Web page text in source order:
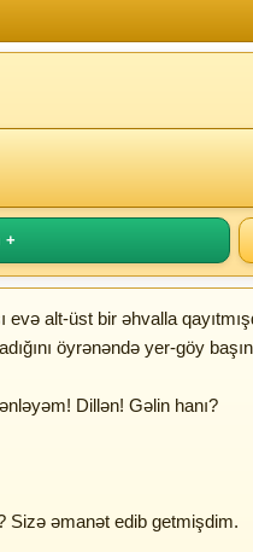
+
alt-üst bir əhvalla
öyrənəndə yer-göy
Dillən! Gəlin hanı?
Sizə əmanət edib getmişdim.